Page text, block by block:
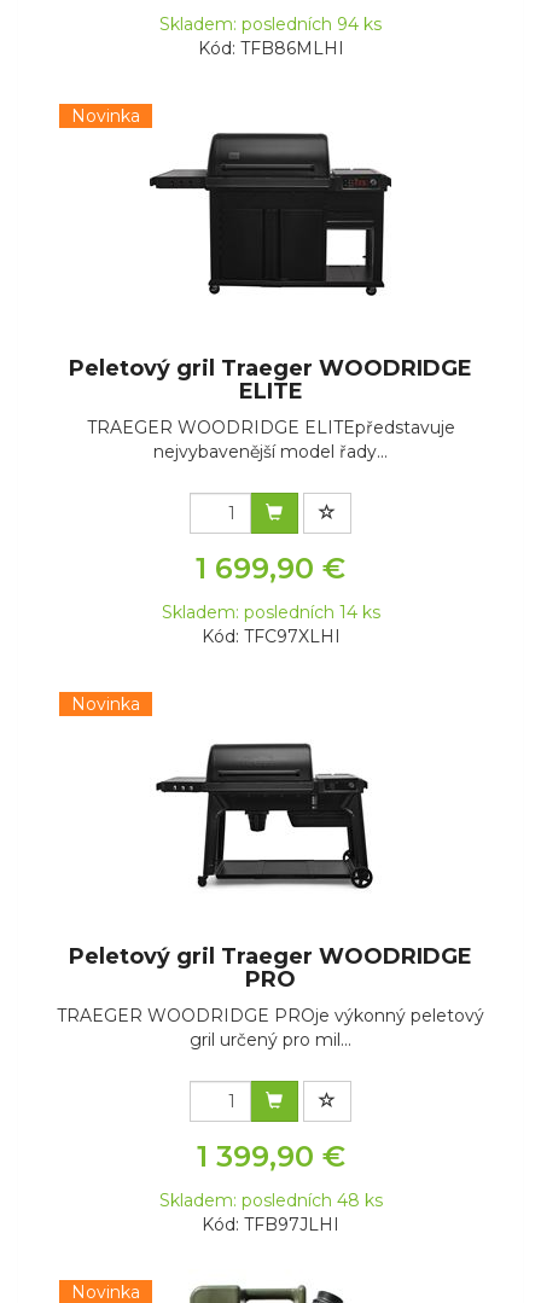
Skladem: posledních 94 ks
Kód: TFB86MLHI
Novinka
Peletový gril Traeger WOODRIDGE
ELITE
TRAEGER WOODRIDGE ELITEpředstavuje
nejvybavenější model řady...
1 699,90 €
Skladem: posledních 14 ks
Kód: TFC97XLHI
Novinka
Peletový gril Traeger WOODRIDGE
PRO
TRAEGER WOODRIDGE PROje výkonný peletový
gril určený pro mil...
1 399,90 €
Skladem: posledních 48 ks
Kód: TFB97JLHI
Novinka